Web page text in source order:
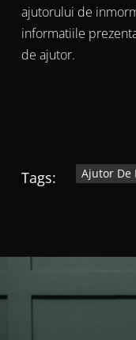
ajutorului de
informatiile
de ajutor.
Tags: Ajutor De